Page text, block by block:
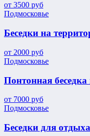
от 3500 руб
Подмосковье
Беседки на
от 2000 руб
Подмосковье
Понтонная беседка
от 7000 руб
Подмосковье
Беседки для